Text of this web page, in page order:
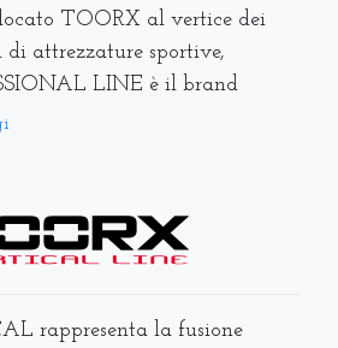
TOORX al vertice dei
attrezzature sportive,
LINE è il brand
rappresenta la fusione